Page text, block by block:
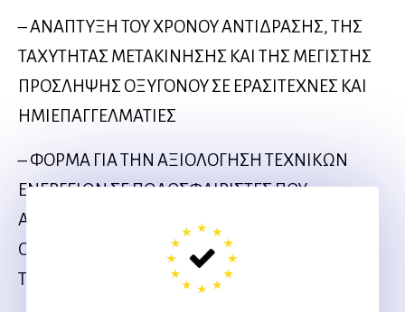
– ΑΝΑΠΤΥΞΗ ΤΟΥ ΧΡΟΝΟΥ ΑΝΤΙΔΡΑΣΗΣ, ΤΗΣ
ΤΑΧΥΤΗΤΑΣ ΜΕΤΑΚΙΝΗΣΗΣ ΚΑΙ ΤΗΣ ΜΕΓΙΣΤΗΣ
ΠΡΟΣΛΗΨΗΣ ΟΞΥΓΟΝΟΥ ΣΕ ΕΡΑΣΙΤΕΧΝΕΣ ΚΑΙ
ΗΜΙΕΠΑΓΓΕΛΜΑΤΙΕΣ
– ΦΟΡΜΑ ΓΙΑ ΤΗΝ ΑΞΙΟΛΟΓΗΣΗ ΤΕΧΝΙΚΩΝ
ΕΝΕΡΓΕΙΩΝ ΣΕ ΠΟΔΟΣΦΑΙΡΙΣΤΕΣ ΠΟΥ
ΑΓΩΝΙΖΟΝΤΑΙ ΣΕ ΠΑΙΔΙΚΑ ΠΡΩΤΑΘΛΗΜΑΤΑ.
ΟΔΗΓΙΕΣ ΓΙΑ ΤΗΝ ΑΠΟΤΕΛΕΣΜΑΤΙΚΗ ΧΡΗΣΗ
ΤΟΥΣ